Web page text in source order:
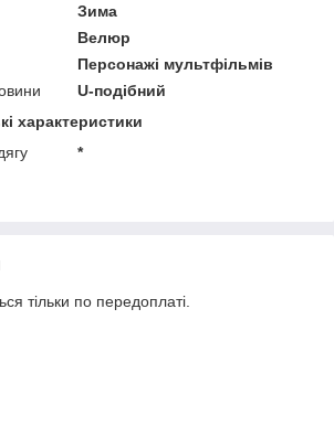
Зима
Велюр
Персонажі мультфільмів
U-подібний
характеристики
*
тільки по передоплаті.